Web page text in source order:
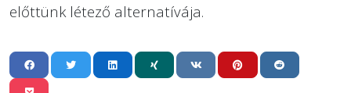
előttünk létező alternatívája.